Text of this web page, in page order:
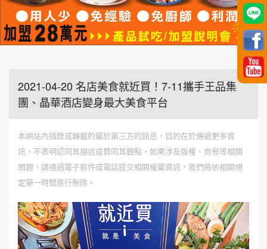
2021-04-20 名店美食就近買！7-11攜手王品集
團、晶華酒店變身最大美食平台
本網站內摘錄或轉載的屬於第三方的訊息，目的在於傳遞更多資
訊，不表明認同其描述或贊同其觀點，如果涉及版權、商譽等相關
問題，請通過電子郵件或電話提交相關權屬資訊，我們將依相關規
定第一時間進行刪除。